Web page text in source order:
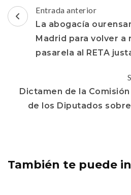
Navegación
de
entradas
Entrada anterior
La abogacía
Madrid para volver a
pasarela al RETA
Dictamen de la
de los Diputados sobre
También te puede